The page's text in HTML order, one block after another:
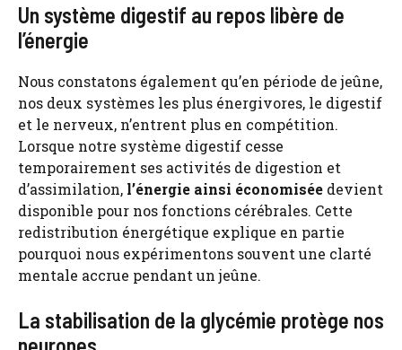
Un système digestif au repos libère de
l’énergie
Nous constatons également qu’en période de jeûne,
nos deux systèmes les plus énergivores, le digestif
et le nerveux, n’entrent plus en compétition.
Lorsque notre système digestif cesse
temporairement ses activités de digestion et
d’assimilation, l’énergie ainsi économisée devient
disponible pour nos fonctions cérébrales. Cette
redistribution énergétique explique en partie
pourquoi nous expérimentons souvent une clarté
mentale accrue pendant un jeûne.
La stabilisation de la glycémie protège nos